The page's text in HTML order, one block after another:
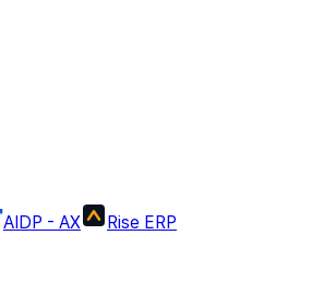
AIDP - AX Rise ERP